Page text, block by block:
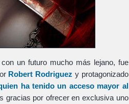
un futuro mucho más lejano, fue
Robert Rodriguez y protagonizado
ha tenido un acceso mayor al
gracias por ofrecer en exclusiva uno